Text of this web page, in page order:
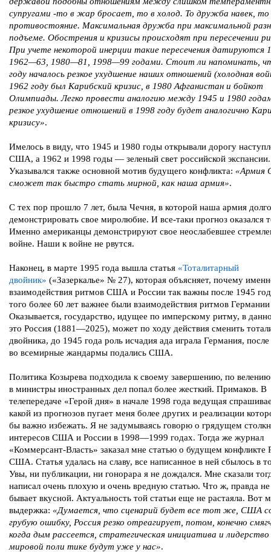
супругами -то в жар бросает, то в холод. То дружба навек, то
противостояние. Максимальная дружба при максимальной
подъеме. Обострения и кризисы происходят при пересечении
При учете некоторой инерции такие пересечения датируются
1962—63, 1980—81, 1998—99 годами. Стоит ли напоминать,
году началось резкое ухудшение наших отношений (холодная
1962 году был Карибский кризис, в 1980 Афганистан и бойкот
Олимпиады. Легко провести аналогию между 1945 и 1980
резкое ухудшение отношений в 1998 году будет аналогично
кризису».
Имелось в виду, что 1945 и 1980 годы открывали дорогу
США, а 1962 и 1998 годы — зеленый свет российской экспансии.
Указывался также основной мотив будущего конфликта: «Армия
сможет так быстро стать мирной, как наша армия».
С тех пор прошло 7 лет, была Чечня, в которой наша армия
демонстрировать свое миролюбие. И все-таки прогноз оказался
Именно американцы демонстрируют свое неослабевшее
войне. Наши к войне не рвутся.
Наконец, в марте 1995 года вышла статья «Тоталитарный
двойник» («Зазеркалье» № 27), которая объясняет, почему
взаимодействия ритмов США и России так важны после 1945
того более 60 лет важнее были взаимодействия ритмов
Оказывается, государство, идущее по имперскому ритму, в
это Россия (1881—2025), может по ходу действия сменить
двойника, до 1945 года роль исчадия ада играла Германия,
во всемирные жандармы подались США.
Политика Козырева подходила к своему завершению, по
в министры иностранных дел попал более жесткий. Примаков. В
телепередаче «Герой дня» в начале 1998 года ведущая
какой из прогнозов пугает меня более других и реализации
бы важно избежать. Я не задумываясь говорю о грядущем
интересов США и России в 1998—1999 годах. Тогда же журнал
«Коммерсант-Власть» заказал мне статью о будущем конфликте
США. Статья удалась на славу, все написанное в ней сбылось в
Увы, ни публикации, ни гонорара я не дождался. Мне сказали
написал очень плохую и очень вредную статью. Что ж, правда не
бывает вкусной. Актуальность той статьи еще не растаяла. Вот
выдержка: «Думается, что сценарий будет все тот же, США
грубую ошибку, Россия резко отреагирует, потом, конечно
когда дым рассеется, стратегическая инициатива и лидерство
мировой поли тике будут уже у нас».